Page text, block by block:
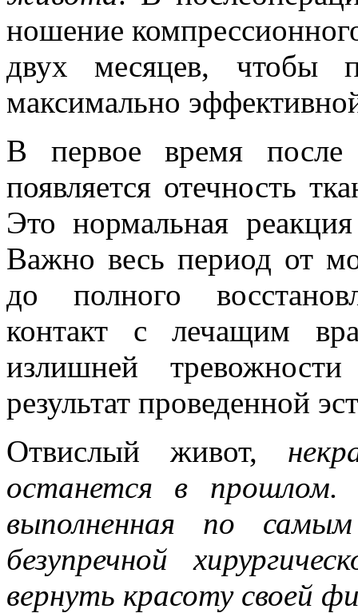
ношение
двух месяцев, чтобы
максимально
В первое время после
появляется отечность
Это нормальная
Важно весь период от
до полного
контакт с лечащим
излишней
результат проведенной
Отвислый живот,
останется в прошлом.
выполненная по
безупречной
вернуть красоту своей